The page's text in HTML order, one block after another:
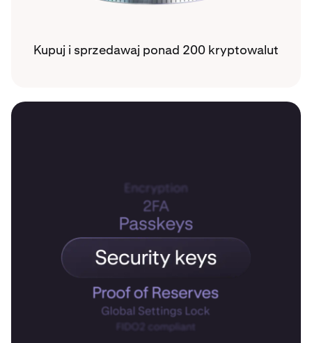
Kupuj i sprzedawaj ponad 200 kryptowalut